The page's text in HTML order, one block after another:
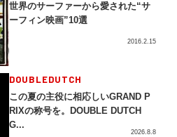
世界のサーファーから愛された“サ
ーフィン映画”10選
2016.2.15
DOUBLEDUTCH
この夏の主役に相応しいGRAND P
RIXの称号を。DOUBLE DUTCH
G...
2026.8.8